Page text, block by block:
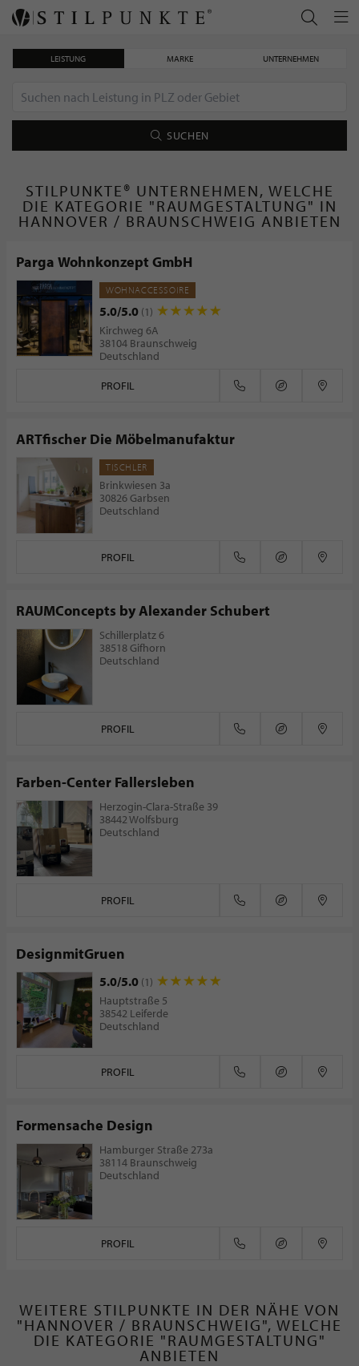
LEISTUNG MARKE UNTERNEHMEN
SUCHEN
STILPUNKTE® UNTERNEHMEN, WELCHE
DIE KATEGORIE "RAUMGESTALTUNG" IN
HANNOVER / BRAUNSCHWEIG ANBIETEN
Parga Wohnkonzept GmbH
WOHNACCESSOIRE
5.0/5.0 (1)
Kirchweg 6A
38104 Braunschweig
Deutschland
PROFIL
ARTfischer Die Möbelmanufaktur
TISCHLER
Brinkwiesen 3a
30826 Garbsen
Deutschland
PROFIL
RAUMConcepts by Alexander Schubert
Schillerplatz 6
38518 Gifhorn
Deutschland
PROFIL
Farben-Center Fallersleben
Herzogin-Clara-Straße 39
38442 Wolfsburg
Deutschland
PROFIL
DesignmitGruen
5.0/5.0 (1)
Hauptstraße 5
38542 Leiferde
Deutschland
PROFIL
Formensache Design
Hamburger Straße 273a
38114 Braunschweig
Deutschland
PROFIL
WEITERE STILPUNKTE IN DER NÄHE VON
"HANNOVER / BRAUNSCHWEIG", WELCHE
DIE KATEGORIE "RAUMGESTALTUNG"
ANBIETEN